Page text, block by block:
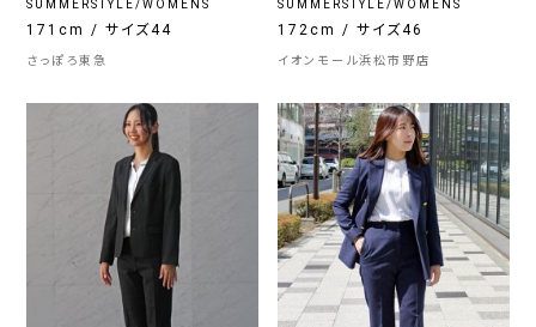
SUMMERSTYLE/WOMENS
171cm / サイズ44
さっぽろ東急
SUMMERSTYLE/WOMENS
172cm / サイズ46
イオンモール浜松市野店